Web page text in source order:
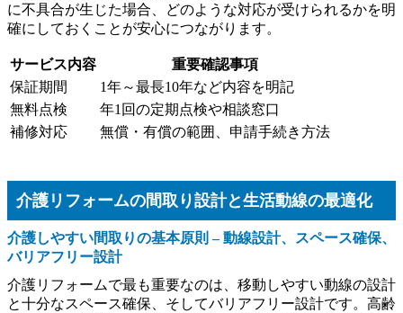
に不具合が生じた場合、どのような対応が受けられるかを明
確にしておくことが安心につながります。
サービス内容
重要確認事項
保証期間
1年～最長10年など内容を明記
無料点検
年1回の定期点検や相談窓口
補修対応
無償・有償の範囲、申請手続き方法
介護リフォームの間取り設計と生活動線の最適化
介護しやすい間取りの基本原則 – 動線設計、スペース確保、
バリアフリー設計
介護リフォームで最も重要なのは、移動しやすい動線の設計
と十分なスペース確保、そしてバリアフリー設計です。高齢